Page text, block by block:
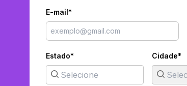
E-mail*
Estado* Cidade*